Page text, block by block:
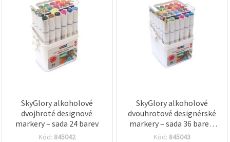
SkyGlory alkoholové
dvojhroté designové
markery – sada 24 barev
Kód: 845042
SkyGlory alkoholové
dvouhrotové designérské
markery – sada 36 barev,
mix
Kód: 845043